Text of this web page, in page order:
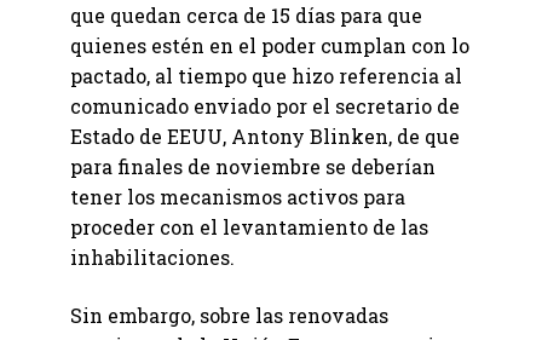
que quedan cerca de 15 días para que
quienes estén en el poder cumplan con lo
pactado, al tiempo que hizo referencia al
comunicado enviado por el secretario de
Estado de EEUU, Antony Blinken, de que
para finales de noviembre se deberían
tener los mecanismos activos para
proceder con el levantamiento de las
inhabilitaciones.
Sin embargo, sobre las renovadas